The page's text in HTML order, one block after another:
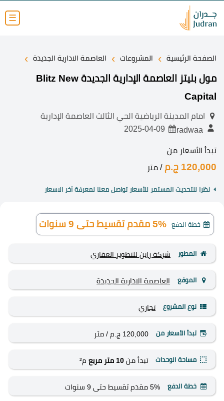
☰
الصفحة الرئيسية › المشروعات › العاصمة الادارية الجديدة ›
مول بليتز العاصمة الإدارية الجديدة Blitz New
Capital
امام المدينة الرياضية الحي الثالث العاصمة الإدارية
تبدأ الأسعار من
120,000 ج.م / متر
نظرا للتحديث المستمر للأسعار تواصل معنا لمعرفة آخر الاسعار
خطة الدفع 5% مقدم تقسيط حتى 9 سنوات
المطور شركة راين للتطوير العقاري
الموقع العاصمة الادارية الجديدة
نوع المشروع تجاري
تبدأ الأسعار من 120,000 ج.م / متر
مساحة الوحدات تبدأ من 10 متر مربع م²
خطة الدفع 5% مقدم تقسيط حتى 9 سنوات